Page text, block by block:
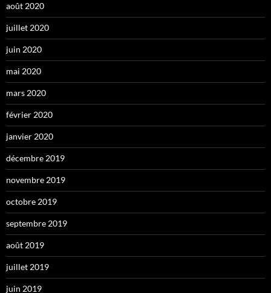
août 2020
juillet 2020
juin 2020
mai 2020
mars 2020
février 2020
janvier 2020
décembre 2019
novembre 2019
octobre 2019
septembre 2019
août 2019
juillet 2019
juin 2019